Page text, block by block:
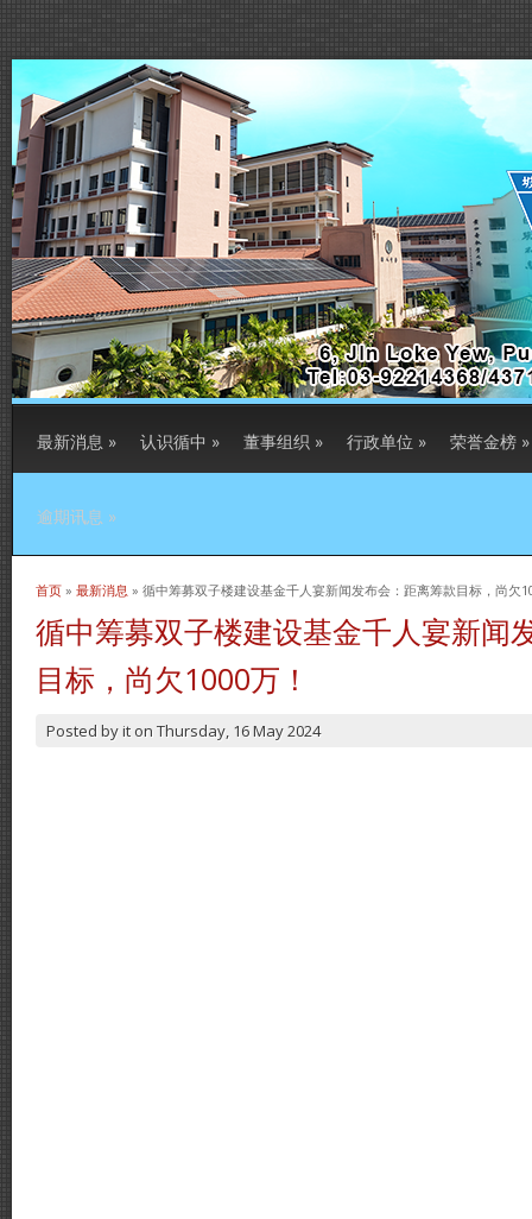
最新消息 » 认识循中 » 董事组织 » 行政单位 » 荣誉金榜 »
逾期讯息 »
当前位置
首页 » 最新消息 » 循中筹募双子楼建设基金千人宴新闻发布会：距离筹款目标，尚欠
循中筹募双子楼建设基金千人宴新闻
目标，尚欠1000万！
Posted byit on Thursday, 16 May 2024